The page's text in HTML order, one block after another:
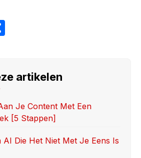
e artikelen
Je Content Met Een
[5 Stappen]
Die Het Niet Met Je Eens Is